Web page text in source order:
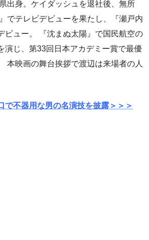
出身。ケイダッシュを退社後、無所
でテレビデビューを果たし、『瀬戸内
ビュー。 『沈まぬ太陽』で国民航空の
演じ、第33回日本アカデミー賞で最優
本映画の舞台挨拶で渡辺は来場者の人
で不器用な男の名演技を披露＞＞＞